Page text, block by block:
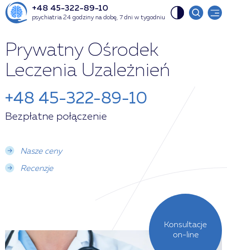
+48 45-322-89-10
psychiatria 24 godziny na dobę, 7 dni w tygodniu
Prywatny Ośrodek
Leczenia Uzależnień
+48 45-322-89-10
Bezpłatne połączenie
Nasze ceny
Recenzje
Konsultacje
on-line